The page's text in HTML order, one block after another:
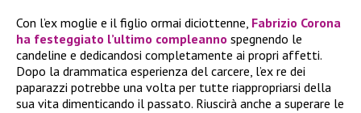
Con l’ex moglie e il figlio ormai diciottenne, Fabrizio Corona
ha festeggiato l’ultimo compleanno spegnendo le
candeline e dedicandosi completamente ai propri affetti.
Dopo la drammatica esperienza del carcere, l’ex re dei
paparazzi potrebbe una volta per tutte riappropriarsi della
sua vita dimenticando il passato. Riuscirà anche a superare le